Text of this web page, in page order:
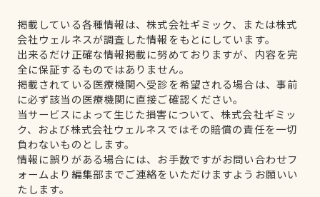
掲載している各種情報は、株式会社ギミック、または株式
会社ウェルネスが調査した情報をもとにしています。
出来るだけ正確な情報掲載に努めておりますが、内容を完
全に保証するものではありません。
掲載されている医療機関へ受診を希望される場合は、事前
に必ず該当の医療機関に直接ご確認ください。
当サービスによって生じた損害について、株式会社ギミッ
ク、および株式会社ウェルネスではその賠償の責任を一切
負わないものとします。
情報に誤りがある場合には、お手数ですがお問い合わせフ
ォームより編集部までご連絡をいただけますようお願いい
たします。